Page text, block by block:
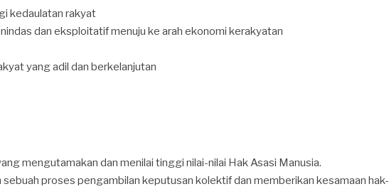
kedaulatan rakyat
dan eksploitatif menuju ke arah ekonomi kerakyatan
yang adil dan berkelanjutan
mengutamakan dan menilai tinggi nilai-nilai Hak Asasi Manusia.
proses pengambilan keputusan kolektif dan memberikan kesamaan hak-